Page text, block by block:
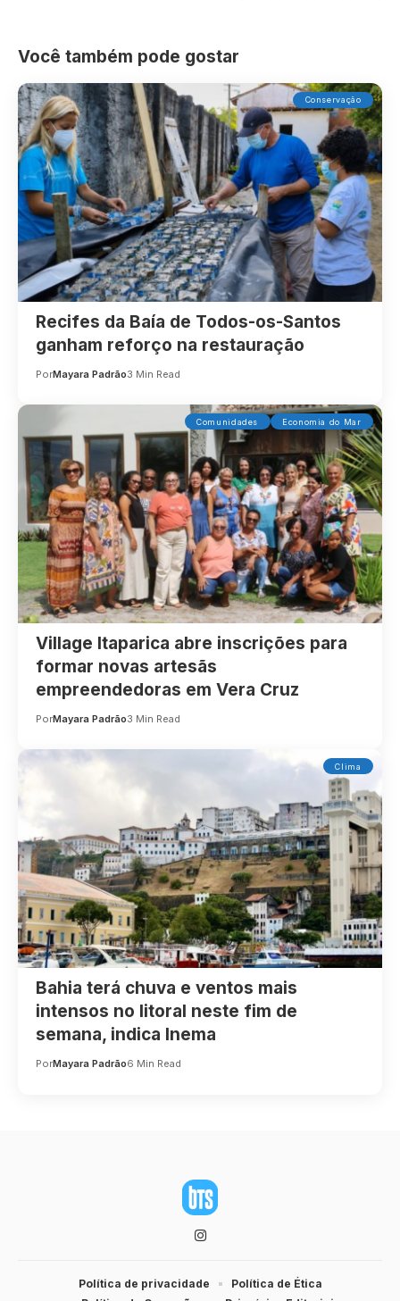
Você também pode gostar
Conservação
Recifes da Baía de Todos-os-Santos
ganham reforço na restauração
PorMayara Padrão3 Min Read
Comunidades Economia do Mar
Village Itaparica abre inscrições para
formar novas artesãs
empreendedoras em Vera Cruz
PorMayara Padrão3 Min Read
Clima
Bahia terá chuva e ventos mais
intensos no litoral neste fim de
semana, indica Inema
PorMayara Padrão6 Min Read
Política de privacidade
Política de Ética